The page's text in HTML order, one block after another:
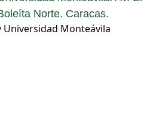
Norte. Caracas.
Universidad Monteávila